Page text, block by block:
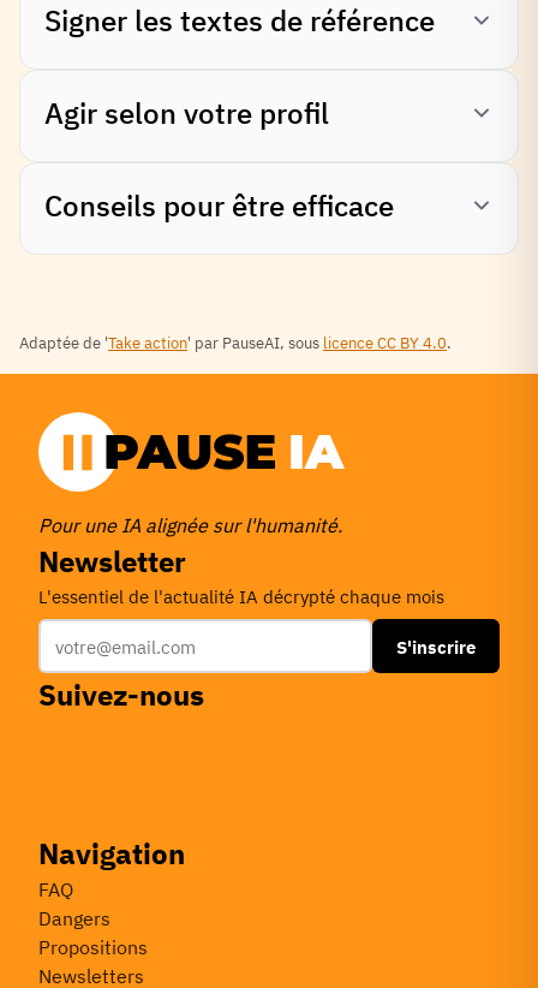
Signer les textes de référence
Agir selon votre profil
Conseils pour être efficace
Adaptée de 'Take action' par PauseAI, sous licence CC BY 4.0.
Pour une IA alignée sur l'humanité.
Newsletter
L'essentiel de l'actualité IA décrypté chaque mois
S'inscrire
Suivez-nous
Navigation
FAQ
Dangers
Propositions
Newsletters